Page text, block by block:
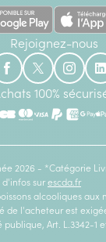
Rejoignez-nous
100%
2026 - *Catégorie
d'infos sur escda.fr
alcooliques aux
de l'acheteur est
Art. L.3342-1